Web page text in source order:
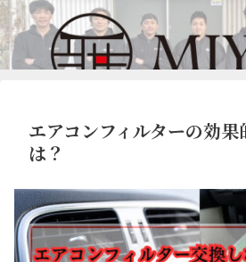
エアコンフィルターの効果
は？